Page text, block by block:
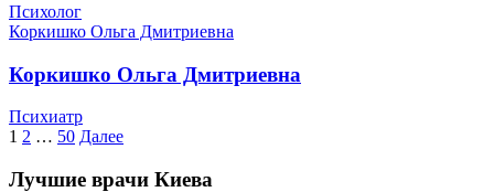
Психолог
Коркишко Ольга Дмитриевна
Коркишко Ольга Дмитриевна
Психиатр
Пагинация
записей
1 2 … 50 Далее
Лучшие врачи Киева